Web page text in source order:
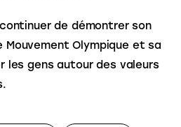
de démontrer son
Mouvement Olympique et sa
les gens autour des valeurs